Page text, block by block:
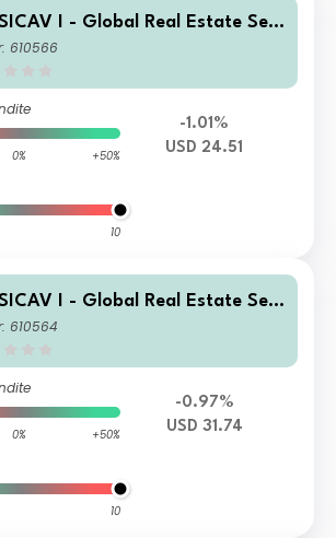
I - Global Real Estate Sec
Portfolio B Acc
610566
0% +50%
10
-1.01%
USD 24.51
I - Global Real Estate Sec
Portfolio A Acc
610564
0% +50%
10
-0.97%
USD 31.74